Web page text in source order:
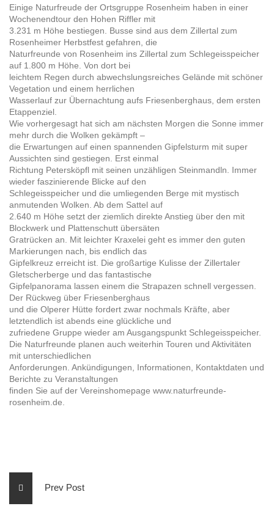
Einige Naturfreude der Ortsgruppe Rosenheim haben in einer
Wochenendtour den Hohen Riffler mit
3.231 m Höhe bestiegen. Busse sind aus dem Zillertal zum
Rosenheimer Herbstfest gefahren, die
Naturfreunde von Rosenheim ins Zillertal zum Schlegeisspeicher
auf 1.800 m Höhe. Von dort bei
leichtem Regen durch abwechslungsreiches Gelände mit schöner
Vegetation und einem herrlichen
Wasserlauf zur Übernachtung aufs Friesenberghaus, dem ersten
Etappenziel.
Wie vorhergesagt hat sich am nächsten Morgen die Sonne immer
mehr durch die Wolken gekämpft –
die Erwartungen auf einen spannenden Gipfelsturm mit super
Aussichten sind gestiegen. Erst einmal
Richtung Petersköpfl mit seinen unzähligen Steinmandln. Immer
wieder faszinierende Blicke auf den
Schlegeisspeicher und die umliegenden Berge mit mystisch
anmutenden Wolken. Ab dem Sattel auf
2.640 m Höhe setzt der ziemlich direkte Anstieg über den mit
Blockwerk und Plattenschutt übersäten
Gratrücken an. Mit leichter Kraxelei geht es immer den guten
Markierungen nach, bis endlich das
Gipfelkreuz erreicht ist. Die großartige Kulisse der Zillertaler
Gletscherberge und das fantastische
Gipfelpanorama lassen einem die Strapazen schnell vergessen.
Der Rückweg über Friesenberghaus
und die Olperer Hütte fordert zwar nochmals Kräfte, aber
letztendlich ist abends eine glückliche und
zufriedene Gruppe wieder am Ausgangspunkt Schlegeisspeicher.
Die Naturfreunde planen auch weiterhin Touren und Aktivitäten
mit unterschiedlichen
Anforderungen. Ankündigungen, Informationen, Kontaktdaten und
Berichte zu Veranstaltungen
finden Sie auf der Vereinshomepage www.naturfreunde-
rosenheim.de.
Prev Post